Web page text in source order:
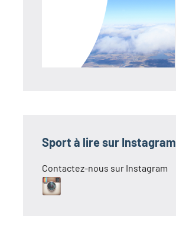
Sport à lire sur Instagram
Contactez-nous sur Instagram